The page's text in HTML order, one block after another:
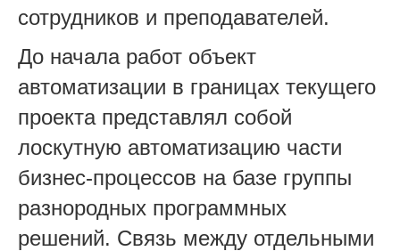
сотрудников и преподавателей.
До начала работ объект
автоматизации в границах текущего
проекта представлял собой
лоскутную автоматизацию части
бизнес-процессов на базе группы
разнородных программных
решений. Связь между отдельными